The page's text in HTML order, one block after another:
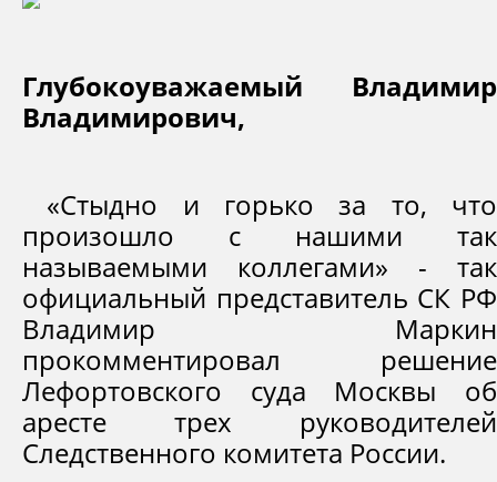
Глубокоуважаемый Владимир
Владимирович,
«Стыдно и горько за то, что
произошло с нашими так
называемыми коллегами» - так
официальный представитель СК РФ
Владимир Маркин
прокомментировал решение
Лефортовского суда Москвы об
аресте трех руководителей
Следственного комитета России.